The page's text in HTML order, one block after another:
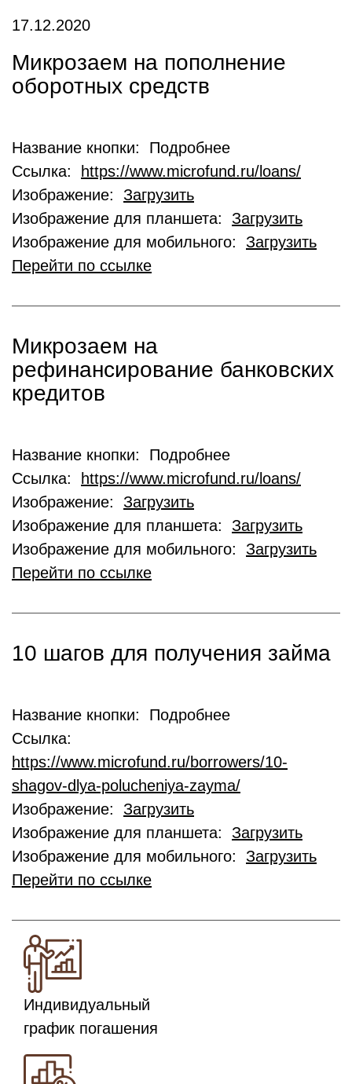
17.12.2020
Микрозаем на пополнение
оборотных средств
Название кнопки: Подробнее
Ссылка:
https://www.microfund.ru/loans/
Изображение: Загрузить
Изображение для планшета: Загрузить
Изображение для мобильного: Загрузить
Перейти по ссылке
Микрозаем на
рефинансирование банковских
кредитов
Название кнопки: Подробнее
Ссылка:
https://www.microfund.ru/loans/
Изображение: Загрузить
Изображение для планшета: Загрузить
Изображение для мобильного: Загрузить
Перейти по ссылке
10 шагов для получения займа
Название кнопки: Подробнее
Ссылка:
https://www.microfund.ru/borrowers/10-
shagov-dlya-polucheniya-zayma/
Изображение: Загрузить
Изображение для планшета: Загрузить
Изображение для мобильного: Загрузить
Перейти по ссылке
Индивидуальный
график погашения